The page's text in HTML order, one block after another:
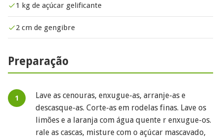
1 kg de açúcar gelificante
2 cm de gengibre
Preparação
Lave as cenouras, enxugue-as, arranje-as e
descasque-as. Corte-as em rodelas finas. Lave os
limões e a laranja com água quente r enxugue-os.
rale as cascas, misture com o açúcar mascavado,